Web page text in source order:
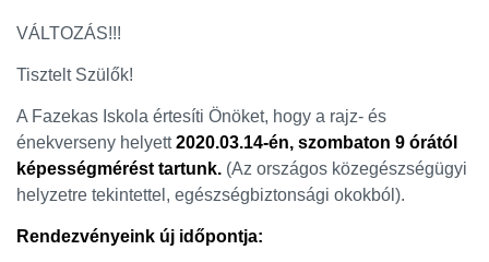
VÁLTOZÁS!!!
Tisztelt Szülők!
A Fazekas Iskola értesíti Önöket, hogy a rajz- és
énekverseny helyett2020.03.14-én, szombaton 9 órától
képességmérést tartunk. (Az országos közegészségügyi
helyzetre tekintettel, egészségbiztonsági okokból).
Rendezvényeink új időpontja: